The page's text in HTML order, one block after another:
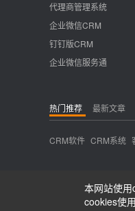
代理商管理系统
企业微信CRM
钉钉版CRM
企业微信服务通
热门推荐 最新文章
CRM软件 CRM系统
本网站使
cookies使